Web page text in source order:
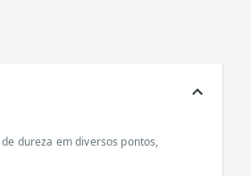
dureza em diversos pontos,